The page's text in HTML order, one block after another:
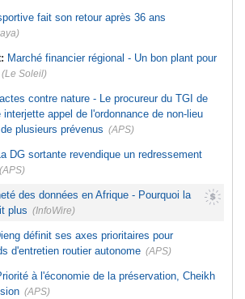
fait son retour après 36 ans
Marché financier régional - Un bon plant pour
(Le Soleil)
contre nature - Le procureur du TGI de
interjette appel de l'ordonnance de non-lieu
plusieurs prévenus (APS)
DG sortante revendique un redressement
(APS)
des données en Afrique - Pourquoi la
plus (InfoWire)
définit ses axes prioritaires pour
d'entretien routier autonome (APS)
à l'économie de la préservation, Cheikh
(APS)